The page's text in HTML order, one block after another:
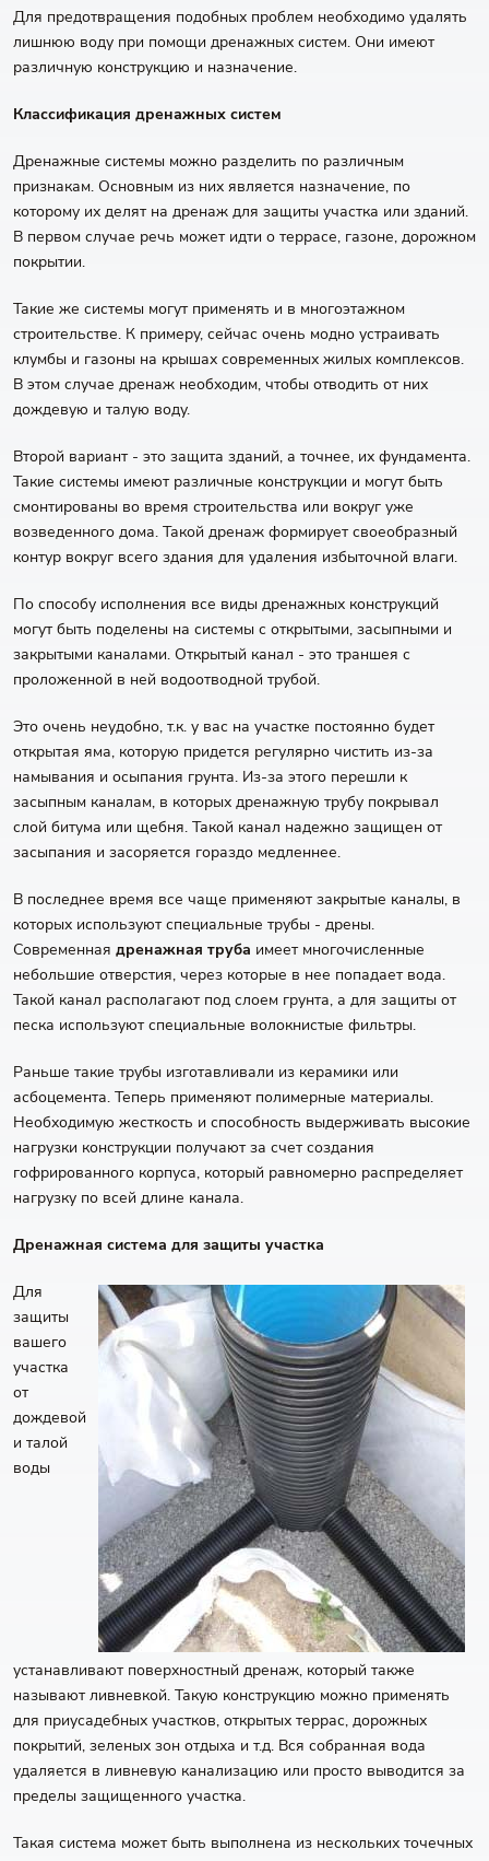
Для предотвращения подобных проблем необходимо удалять
лишнюю воду при помощи дренажных систем. Они имеют
различную конструкцию и назначение.
Классификация дренажных систем
Дренажные системы можно разделить по различным
признакам. Основным из них является назначение, по
которому их делят на дренаж для защиты участка или зданий.
В первом случае речь может идти о террасе, газоне, дорожном
покрытии.
Такие же системы могут применять и в многоэтажном
строительстве. К примеру, сейчас очень модно устраивать
клумбы и газоны на крышах современных жилых комплексов.
В этом случае дренаж необходим, чтобы отводить от них
дождевую и талую воду.
Второй вариант - это защита зданий, а точнее, их фундамента.
Такие системы имеют различные конструкции и могут быть
смонтированы во время строительства или вокруг уже
возведенного дома. Такой дренаж формирует своеобразный
контур вокруг всего здания для удаления избыточной влаги.
По способу исполнения все виды дренажных конструкций
могут быть поделены на системы с открытыми, засыпными и
закрытыми каналами. Открытый канал - это траншея с
проложенной в ней водоотводной трубой.
Это очень неудобно, т.к. у вас на участке постоянно будет
открытая яма, которую придется регулярно чистить из-за
намывания и осыпания грунта. Из-за этого перешли к
засыпным каналам, в которых дренажную трубу покрывал
слой битума или щебня. Такой канал надежно защищен от
засыпания и засоряется гораздо медленнее.
В последнее время все чаще применяют закрытые каналы, в
которых используют специальные трубы - дрены.
Современная дренажная труба имеет многочисленные
небольшие отверстия, через которые в нее попадает вода.
Такой канал располагают под слоем грунта, а для защиты от
песка используют специальные волокнистые фильтры.
Раньше такие трубы изготавливали из керамики или
асбоцемента. Теперь применяют полимерные материалы.
Необходимую жесткость и способность выдерживать высокие
нагрузки конструкции получают за счет создания
гофрированного корпуса, который равномерно распределяет
нагрузку по всей длине канала.
Дренажная система для защиты участка
Для
защиты
вашего
участка
от
дождевой
и талой
воды
устанавливают поверхностный дренаж, который также
называют ливневкой. Такую конструкцию можно применять
для приусадебных участков, открытых террас, дорожных
покрытий, зеленых зон отдыха и т.д. Вся собранная вода
удаляется в ливневую канализацию или просто выводится за
пределы защищенного участка.
Такая система может быть выполнена из нескольких точечных